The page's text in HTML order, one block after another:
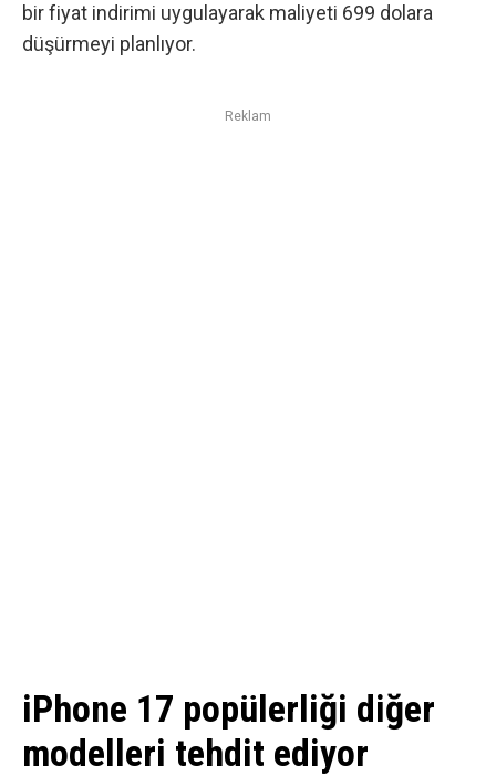
bir fiyat indirimi uygulayarak maliyeti 699 dolara
düşürmeyi planlıyor.
Reklam
iPhone 17 popülerliği diğer
modelleri tehdit ediyor